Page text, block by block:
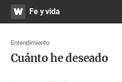
WATVFe y vida
Entendimiento
Cuánto he deseado